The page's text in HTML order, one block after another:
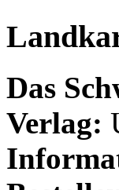
Das
Verlag: